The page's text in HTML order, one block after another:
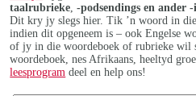
taalrubrieke ,-podsendings en ander -
Dit kry jy slegs hier. Tik ’n woord in
indien dit opgeneem is – ook Engelse
of jy in die woordeboek of rubrieke wil
woordeboek, nes Afrikaans, heeltyd
leesprogram deel en help ons!